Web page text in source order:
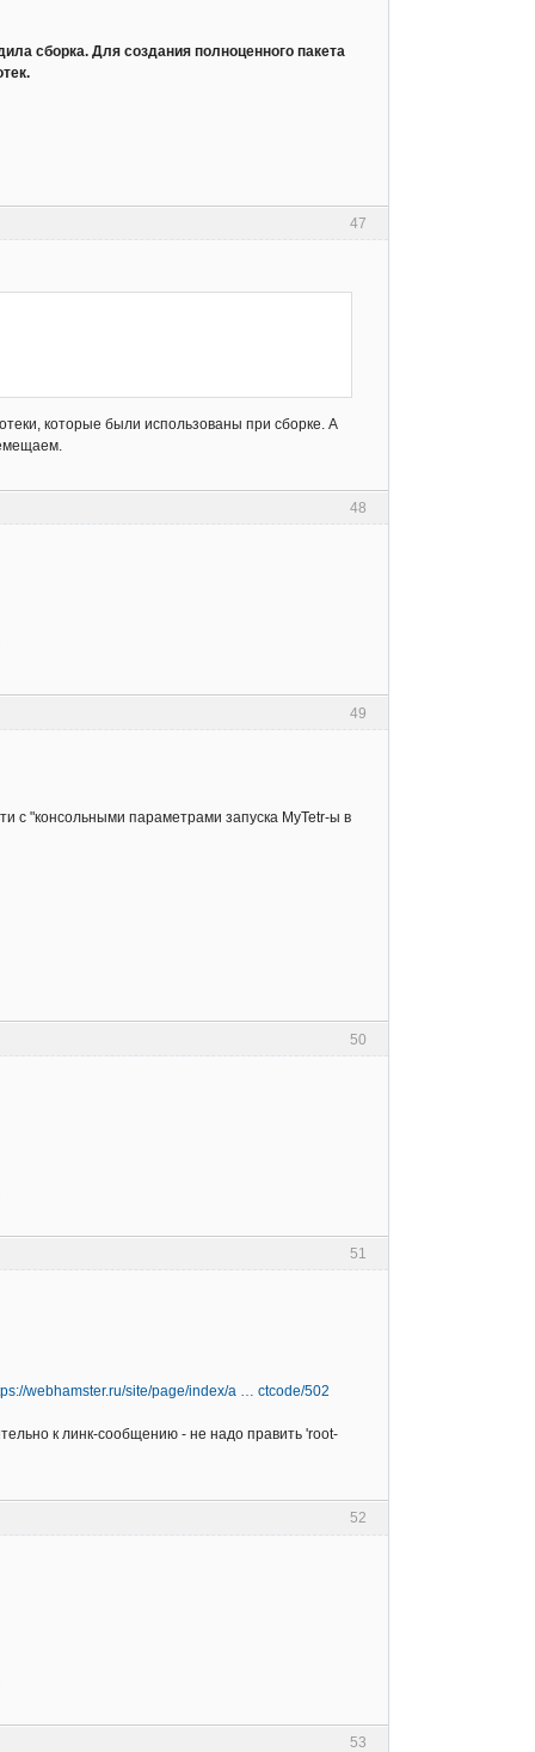
сборка. Для создания полноценного пакета
47
которые были использованы при сборке. А
48
49
с "консольными параметрами запуска MyTetr-ы в
50
51
webhamster.ru/site/page/index/a … ctcode/502
к линк-сообщению - не надо править 'root-
52
53